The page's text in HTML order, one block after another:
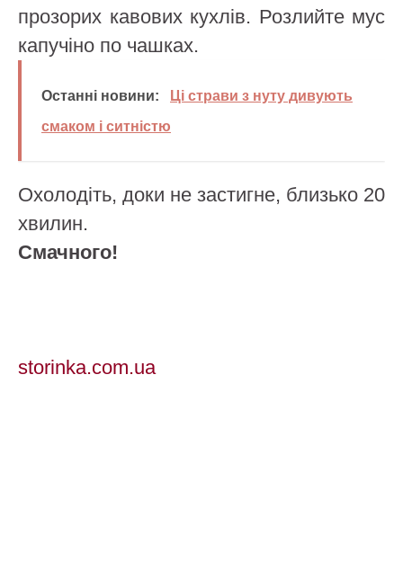
прозорих кавових кухлів. Розлийте мус
капучіно по чашках.
Останні новини:
Ці страви з нуту дивують
смаком і ситністю
Охолодіть, доки не застигне, близько 20
хвилин.
Смачного!
storinka.com.ua